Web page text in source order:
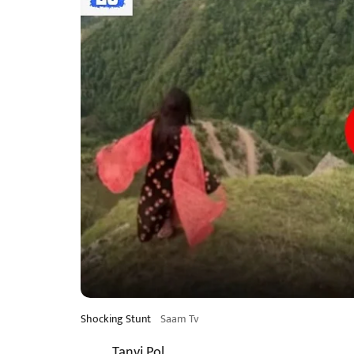
Shocking Stunt Saam Tv